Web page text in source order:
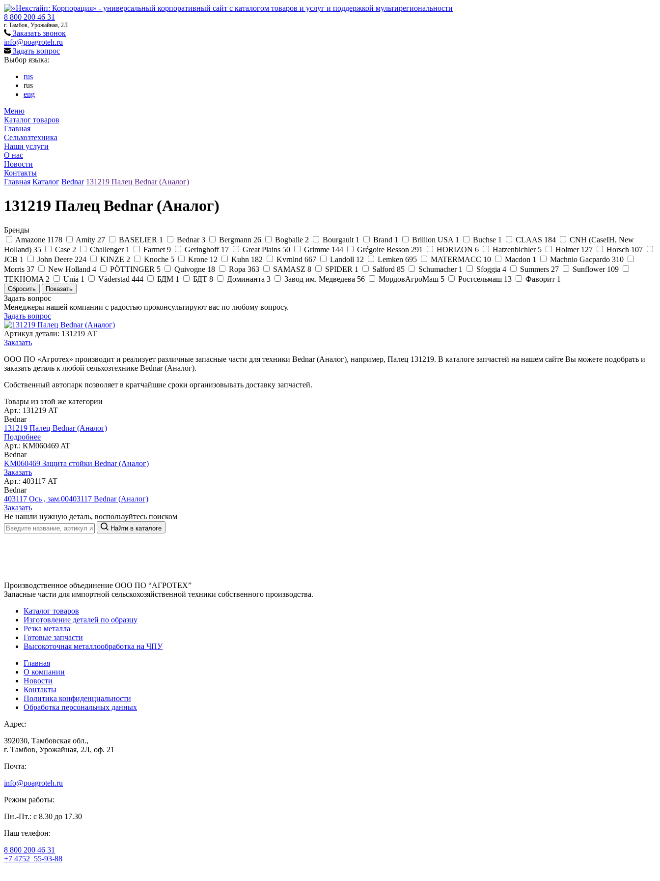
8 800 200 46 31
г. Тамбов, Урожайная, 2Л
Заказать звонок
info@poagroteh.ru
Задать вопрос
Выбор языка:
rus
rus
eng
Меню
Каталог товаров
Главная
Сельхозтехника
Наши услуги
О нас
Новости
Контакты
Главная Каталог Bednar 131219 Палец Bednar (Аналог)
131219 Палец Bednar (Аналог)
Бренды
Amazone 1178 Amity 27 BASELIER 1 Bednar 3 Bergmann 26 Bogballe 2 Bourgault 1 Brand 1 Brillion USA 1 Buchse 1 CLAAS 184
CNH (CaseIH, New
Holland) 35 Case 2 Challenger 1 Farmet 9 Geringhoff 17 Great Plains 50 Grimme 144 Grégoire Besson 291 HORIZON 6 Hatzenbichler 5 Holmer 127 Horsch 107
JCB 1 John Deere 224 KINZE 2 Knoche 5 Krone 12 Kuhn 182 Kvrnlnd 667 Landoll 12 Lemken 695 MATERMACC 10 Macdon 1 Machnio Gacpardo 310
Morris 37 New Holland 4 PÖTTINGER 5 Quivogne 18 Ropa 363 SAMASZ 8 SPIDER 1 Salford 85 Schumacher 1 Sfoggia 4 Summers 27 Sunflower 109
TEKHOMA 2 Unia 1 Väderstad 444 БДМ 1 БДТ 8 Доминанта 3 Завод им. Медведева 56 МордовАгроМаш 5 Ростсельмаш 13 Фаворит 1
Задать вопрос
Менеджеры нашей компании с радостью проконсультируют вас по любому вопросу.
Задать вопрос
Артикул детали: 131219 AT
Заказать
ООО ПО «Агротех» производит и реализует различные запасные части для техники Bednar (Аналог), например, Палец 131219. В каталоге запчастей на нашем сайте Вы можете подобрать и
заказать деталь к любой сельхозтехнике Bednar (Аналог).
Собственный автопарк позволяет в кратчайшие сроки организовывать доставку запчастей.
Товары из этой же категории
Арт.: 131219 AT
Bednar
131219 Палец Bednar (Аналог)
Подробнее
Арт.: KM060469 AT
Bednar
KM060469 Защита стойки Bednar (Аналог)
Заказать
Арт.: 403117 AT
Bednar
403117 Ось , зам.00403117 Bednar (Аналог)
Заказать
Не нашли нужную деталь, воспользуйтесь поиском
Найти в каталоге
Производственное объединение ООО ПО “АГРОТЕХ”
Запасные части для импортной сельскохозяйственной техники собственного производства.
Каталог товаров
Изготовление деталей по образцу
Резка металла
Готовые запчасти
Высокоточная металлообработка на ЧПУ
Главная
О компании
Новости
Контакты
Политика конфиденциальности
Обработка персональных данных
Адрес:
392030, Тамбовская обл.,
г. Тамбов, Урожайная, 2Л, оф. 21
Почта:
info@poagroteh.ru
Режим работы:
Пн.-Пт.: с 8.30 до 17.30
Наш телефон:
8 800 200 46 31
+7 4752 55-93-88